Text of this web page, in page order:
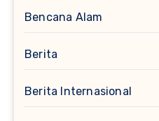
Bencana Alam
Berita
Berita Internasional